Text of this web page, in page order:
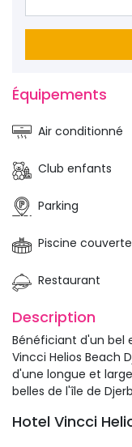
Équipements
Air conditionné
Club enfants
Parking
Piscine couverte
Restaurant
Description
Bénéficiant d'un bel
Vincci Helios Beach
d'une longue et
belles de l'île de
Hotel Vincci